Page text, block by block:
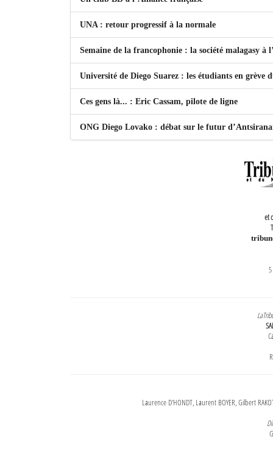
UNA : retour progressif à la normale
Semaine de la francophonie : la société malagasy à
Université de Diego Suarez : les étudiants en grève
Ces gens là... : Eric Cassam, pilote de ligne
ONG Diego Lovako : débat sur le futur
et
Laurence D'HONDT, Laurent BOYER, Gilbert